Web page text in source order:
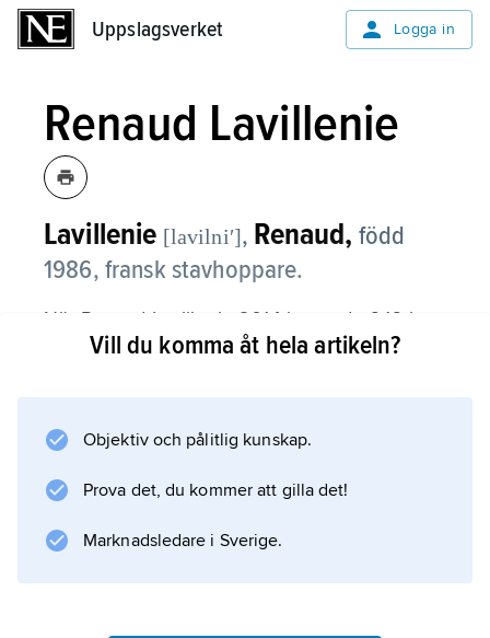
Uppslagsverket Logga in
Renaud Lavillenie
Lavillenie [lavilniʹ], Renaud, född
1986, fransk stavhoppare.
När Renaud Lavillenie 2014 hoppade 6,16 i
Donetsk, Ukraina, överträffade han
tidigare, med 1 cm. Därmed slog Lavillenie inte
även det högsta stavhoppet dittills; Bubkas då
gällande världsrekord utomhus var 6,14.
Lavillenies eget personliga utomhusrekord är
Vill du komma åt hela artikeln?
Objektiv och pålitlig kunskap.
Prova det, du kommer att gilla det!
Marknadsledare i Sverige.